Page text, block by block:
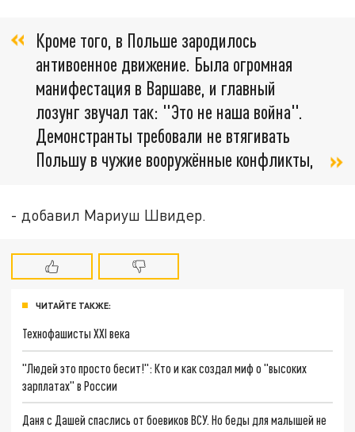
Кроме того, в Польше зародилось
антивоенное движение. Была огромная
манифестация в Варшаве, и главный
лозунг звучал так: "Это не наша война".
Демонстранты требовали не втягивать
Польшу в чужие вооружённые конфликты,
- добавил Мариуш Швидер.
ЧИТАЙТЕ ТАКЖЕ:
Технофашисты XXI века
"Людей это просто бесит!": Кто и как создал миф о "высоких
зарплатах" в России
Даня с Дашей спаслись от боевиков ВСУ. Но беды для малышей не